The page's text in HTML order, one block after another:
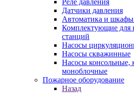
Реле давления
Датчики давления
Автоматика и шкафы
Комплектующие для
станций
Насосы
Насосы скважинные
Насосы консольные,
моноблочные
Пожарное оборудование
Назад